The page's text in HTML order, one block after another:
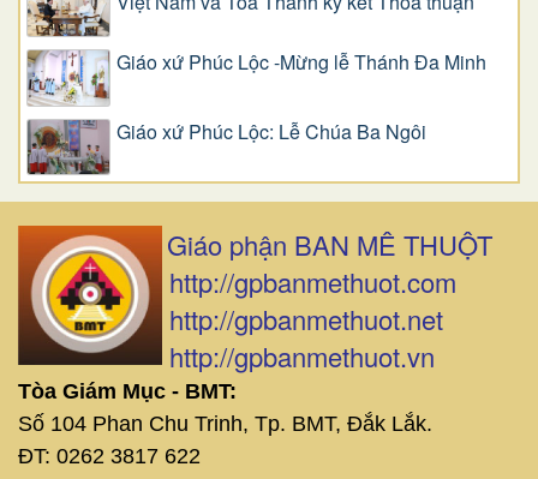
Giáo xứ Phúc Lộc -Mừng lễ Thánh Đa Minh
Giáo xứ Phúc Lộc: Lễ Chúa Ba Ngôi
Giáo phận BAN MÊ THUỘT
http://gpbanmethuot.com
http://gpbanmethuot.net
http://gpbanmethuot.vn
Tòa Giám Mục - BMT:
Số 104 Phan Chu Trinh, Tp. BMT, Đắk Lắk.
ĐT: 0262 3817 622